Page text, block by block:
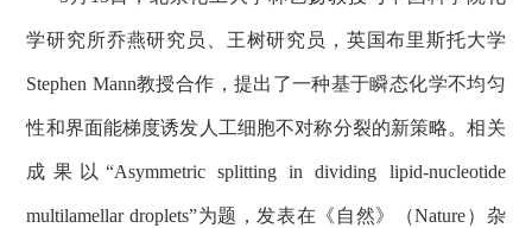
学研究所乔燕研究员、王树研究员，英国布里斯托大学
Stephen Mann教授合作， 提出了一种基于瞬态化学不均匀
性和界面能梯度诱发人工细胞不对称分裂的新策略。相关
成果以 “Asymmetric splitting in dividing lipid-nucleotide
multilamellar droplets”为题，发表在《自然》（Nature）杂